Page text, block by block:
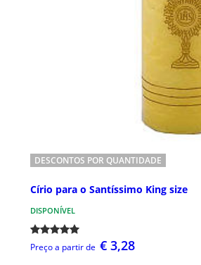
DESCONTOS POR QUANTIDADE
Círio para o Santíssimo King size
DISPONÍVEL
Preço a partir de € 3,28